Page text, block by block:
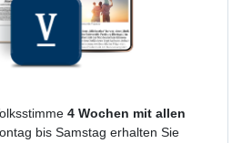
4 Wochen mit allen
bis Samstag erhalten Sie